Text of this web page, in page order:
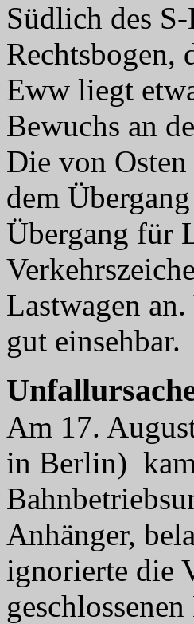
Südlich des
Rechtsbogen,
Eww liegt
Bewuchs an
Die von
dem
Übergang für
Lastwagen
gut einsehbar.
Am 17.
in Berlin) kam
Anhänger,
ignorierte die